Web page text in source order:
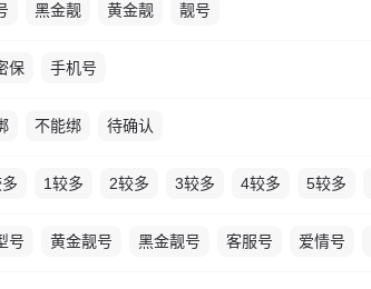
黑金靓 黄金靓 靓号
保 手机号
不能绑 待确认
1较多 2较多 3较多 4较多 5较多
号 黄金靓号 黑金靓号 客服号 爱情号